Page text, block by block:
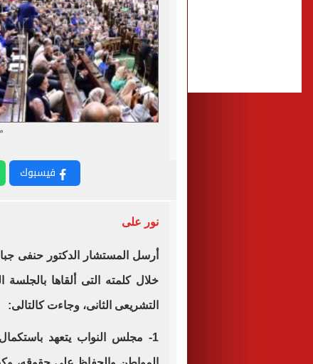
فيسبوك
نور على
أرسل المستشار الدكتور حنفى
خلال كلمته التى ألقاها
التشريعى الثانى، وجاءت كالتالى:
1- مجلس النواب يتعهد